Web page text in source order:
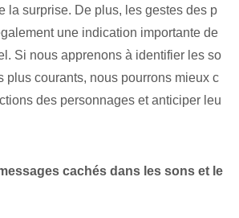
la surprise. De plus, les gestes des p
une indication importante de
Si nous apprenons à identifier les so
plus courants, nous pourrons mieux c
des personnages et anticiper leu
cachés dans les sons et le